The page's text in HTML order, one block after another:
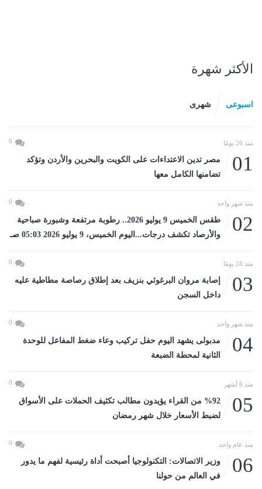
الأكثر شهرة
اسبوعى شهرى
منذ 26 يومًا 0
01
مصر تدين الاعتداءات على الكويت والبحرين والأردن وتؤكد
تضامنها الكامل معها
منذ شهر واحد 0
02
طقس الخميس 9 يوليو 2026.. رطوبة مرتفعة وشبورة صباحية
والأرصاد تكشف درجات...اليوم الخميس، 9 يوليو 2026 05:03 صـ
منذ 28 يومًا 0
03
إصابة مروان البرغوثي بنزيف بعد إطلاق رصاصة مطاطية عليه
داخل السجن
منذ شهر واحد 0
04
مدبولى يشهد اليوم حفل تركيب وعاء ضغط المفاعل للوحدة
الثانية لمحطة الضبعة
منذ 6 أشهر 0
05
%92 من القراء يؤيدون مطالب تكثيف الحملات على الأسواق
لضبط الأسعار خلال شهر رمضان
منذ عام واحد 0
06
وزير الاتصالات: التكنولوجيا أصبحت أداة رئيسية لفهم ما يدور
في العالم من حولنا